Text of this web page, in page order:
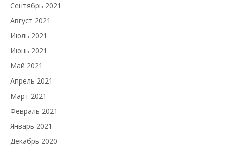
Сентябрь 2021
Август 2021
Июль 2021
Июнь 2021
Май 2021
Апрель 2021
Март 2021
Февраль 2021
Январь 2021
Декабрь 2020